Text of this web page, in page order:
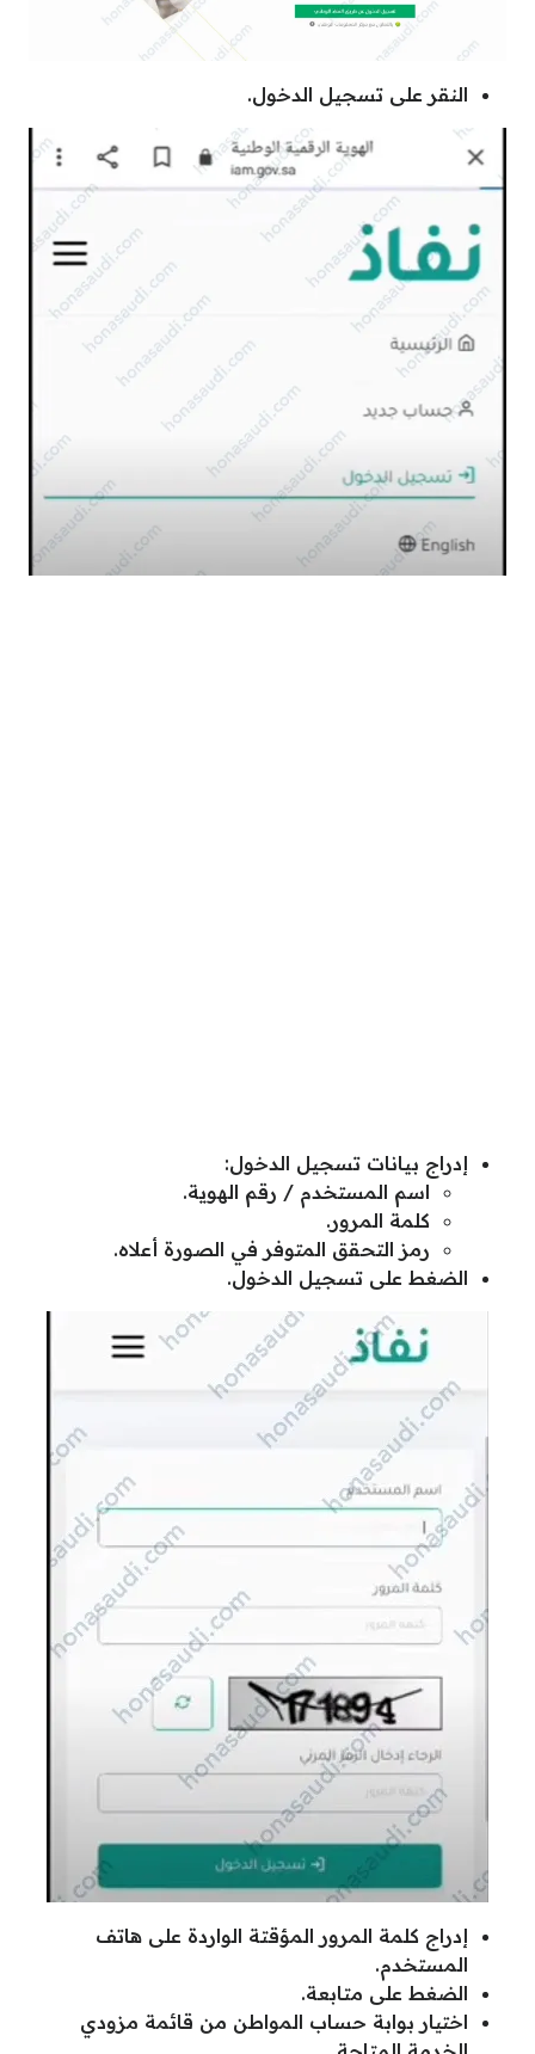
النقر على تسجيل الدخول.
إدراج بيانات تسجيل الدخول:
اسم المستخدم / رقم الهوية.
كلمة المرور.
رمز التحقق المتوفر في الصورة أعلاه.
الضغط على تسجيل الدخول.
إدراج كلمة المرور المؤقتة الواردة على هاتف
المستخدم.
الضغط على متابعة.
اختيار بوابة حساب المواطن من قائمة مزودي